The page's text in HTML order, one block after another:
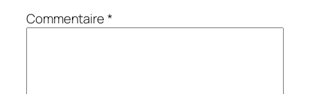
Commentaire*